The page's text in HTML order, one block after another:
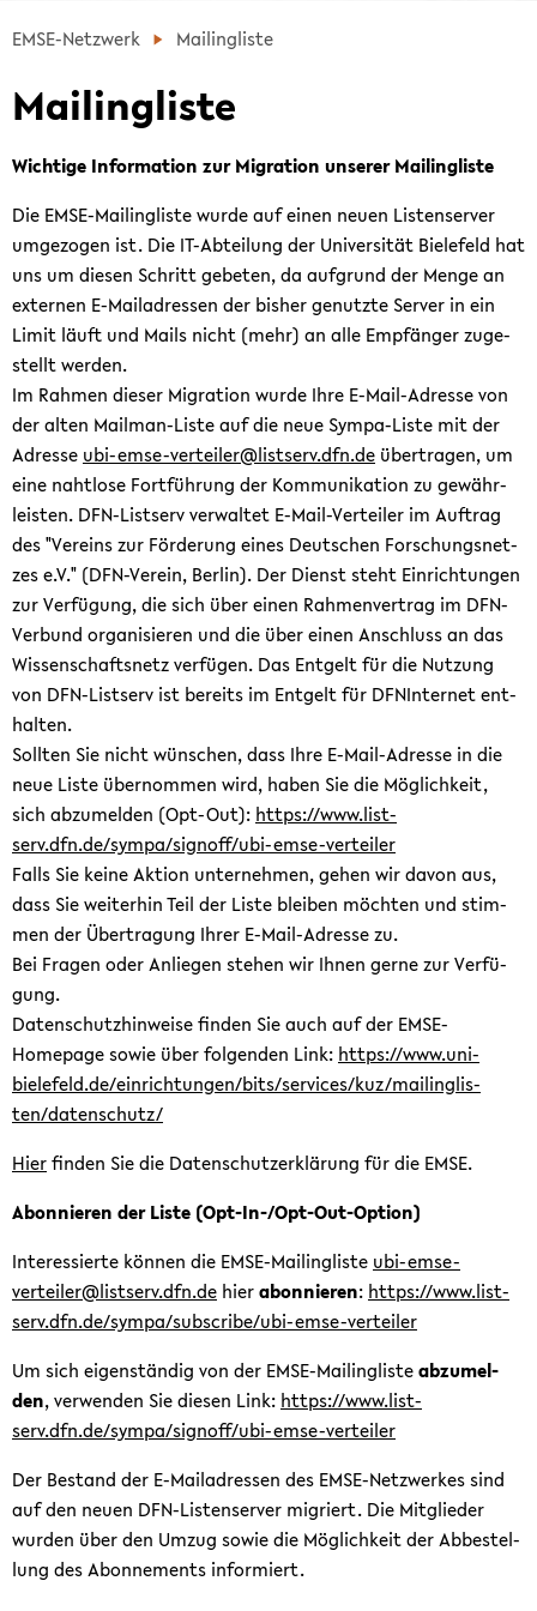
Bread­
über­
sprin­
gen
zum
Haupt­
me­
nü
wech­
seln
EMSE-​Netzwerk Mai­ling­lis­te
län­
der­
über­
grei­
des
werk
rie­
ge­
stütz­
ten
Schul­
ent­
wick­
Mai­ling­lis­te
Wich­ti­ge In­for­ma­ti­on zur Mi­gra­ti­on un­se­rer Mai­ling­lis­te
Die EMSE-​Mailingliste wurde auf einen neuen Lis­ten­ser­ver
um­ge­zo­gen ist. Die IT-​Abteilung der Uni­ver­si­tät Bie­le­feld hat
uns um die­sen Schritt ge­be­ten, da auf­grund der Menge an
ex­ter­nen E-​Mailadressen der bis­her ge­nutz­te Ser­ver in ein
Limit läuft und Mails nicht (mehr) an alle Emp­fän­ger zu­ge­
stellt wer­den.
Im Rah­men die­ser Mi­gra­ti­on wurde Ihre E-​Mail-Adresse von
der alten Mailman-​Liste auf die neue Sympa-​Liste mit der
Adres­se ubi-​emse-verteiler@list­serv.dfn.de über­tra­gen, um
eine naht­lo­se Fort­füh­rung der Kom­mu­ni­ka­ti­on zu ge­währ­
leis­ten. DFN-​Listserv ver­wal­tet E-​Mail-Verteiler im Auf­trag
des "Ver­eins zur För­de­rung eines Deut­schen For­schungs­net­
zes e.V." (DFN-​Verein, Ber­lin). Der Dienst steht Ein­rich­tun­gen
zur Ver­fü­gung, die sich über einen Rah­men­ver­trag im DFN-​
Verbund or­ga­ni­sie­ren und die über einen An­schluss an das
Wis­sen­schafts­netz ver­fü­gen. Das Ent­gelt für die Nut­zung
von DFN-​Listserv ist be­reits im Ent­gelt für DFNIn­ter­net ent­
hal­ten.
Soll­ten Sie nicht wün­schen, dass Ihre E-​Mail-Adresse in die
neue Liste über­nom­men wird, haben Sie die Mög­lich­keit,
sich ab­zu­mel­den (Opt-​Out): https://www.list­
serv.dfn.de/sympa/si­gn­off/ubi-​emse-verteiler
Falls Sie keine Ak­ti­on un­ter­neh­men, gehen wir davon aus,
dass Sie wei­ter­hin Teil der Liste blei­ben möch­ten und stim­
men der Über­tra­gung Ihrer E-​Mail-Adresse zu.
Bei Fra­gen oder An­lie­gen ste­hen wir Ihnen gerne zur Ver­fü­
gung.
Da­ten­schutz­hin­wei­se fin­den Sie auch auf der EMSE-​
Homepage sowie über fol­gen­den Link: https://www.uni-​
bielefeld.de/ein­rich­tun­gen/bits/ser­vices/kuz/mai­ling­lis­
ten/da­ten­schutz/
Hierfin­den Sie die Da­ten­schutz­er­klä­rung für die EMSE.
Abon­nie­ren der Liste (Opt-​In-/Opt-​Out-Option)
In­ter­es­sier­te kön­nen die EMSE-​Mailingliste ubi-​emse-
verteiler@list­serv.dfn.de hierabon­nie­ren: https://www.list­
serv.dfn.de/sympa/sub­scri­be/ubi-​emse-verteiler
Um sich ei­gen­stän­dig von der EMSE-​Mailinglisteab­zu­mel­
den, ver­wen­den Sie die­sen Link: https://www.list­
serv.dfn.de/sympa/si­gn­off/ubi-​emse-verteiler
Der Be­stand der E-​Mailadressen des EMSE-​Netzwerkes sind
auf den neuen DFN-​Listenserver mi­griert. Die Mit­glie­der
wur­den über den Umzug sowie die Mög­lich­keit der Ab­be­stel­
lung des Abon­ne­ments in­for­miert.